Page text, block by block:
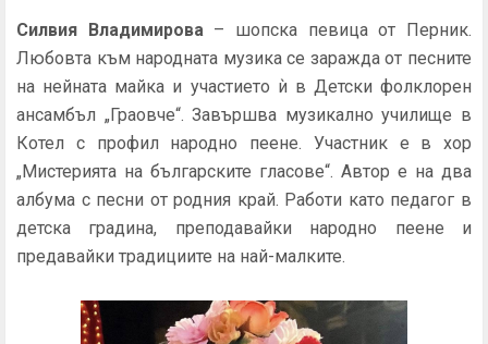
Силвия Владимирова – шопска певица от Перник.
Любовта към народната музика се заражда от песните
на нейната майка и участието ѝ в Детски фолклорен
ансамбъл „Граовче“. Завършва музикално училище в
Котел с профил народно пеене. Участник е в хор
„Мистерията на българските гласове“. Автор е на два
албума с песни от родния край. Работи като педагог в
детска градина, преподавайки народно пеене и
предавайки традициите на най-малките.